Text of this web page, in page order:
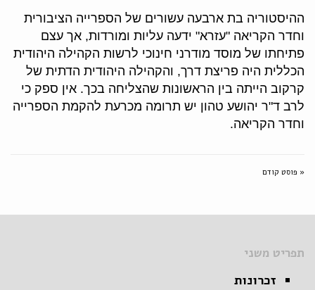
ההיסטוריה בת ארבעה עשורים של הספרייה הציבורית
וחדר הקריאה "עזרא" ידעה עליות ומורדות, אך עצם
פתיחתו של מוסד מודרני חינוכי לרשות הקהילה היהודית
הכללית היה פריצת דרך, והקהילה היהודית הדתית של
קרקוב הייתה בין הראשונות שהצליחה בכך. אין ספק כי
לרב ד"ר יהושע טהון יש תרומה מכרעת להקמת הספרייה
וחדר הקריאה.
« פוסט קודם
תפריט משני
זכרונות